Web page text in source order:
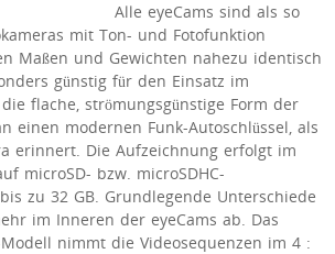
Alle eyeCams sind als so
mit Ton- und Fotofunktion
Maßen und Gewichten nahezu identisch
günstig für den Einsatz im
flache, strömungsgünstige Form der
einen modernen Funk-Autoschlüssel, als
erinnert. Die Aufzeichnung erfolgt im
microSD- bzw. microSDHC-
zu 32 GB. Grundlegende Unterschiede
im Inneren der eyeCams ab. Das
nimmt die Videosequenzen im 4 :